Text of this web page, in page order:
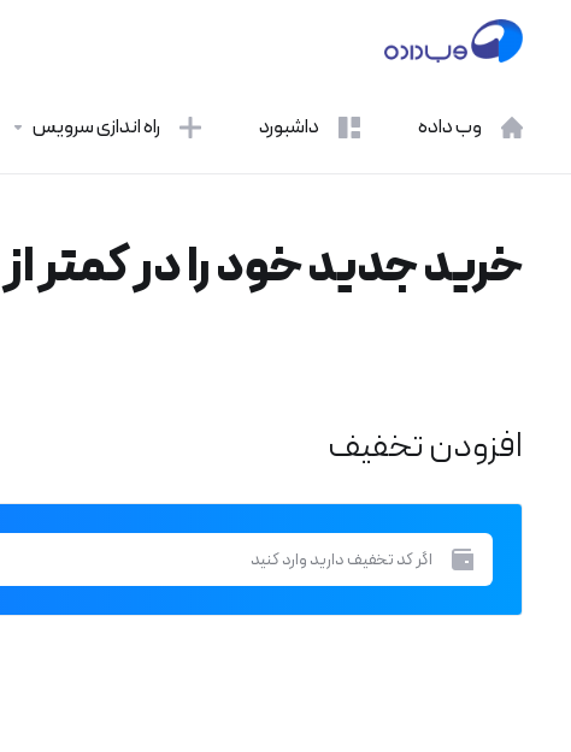
وب داده داشبورد راه اندازی سرویس
خرید جدید خود را در کمتر از 1 دقیقه انجام دهید !
افزودن تخفیف